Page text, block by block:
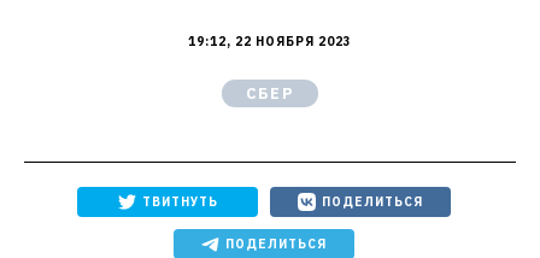
19:12, 22 НОЯБРЯ 2023
СБЕР
ТВИТНУТЬ ПОДЕЛИТЬСЯ
ПОДЕЛИТЬСЯ